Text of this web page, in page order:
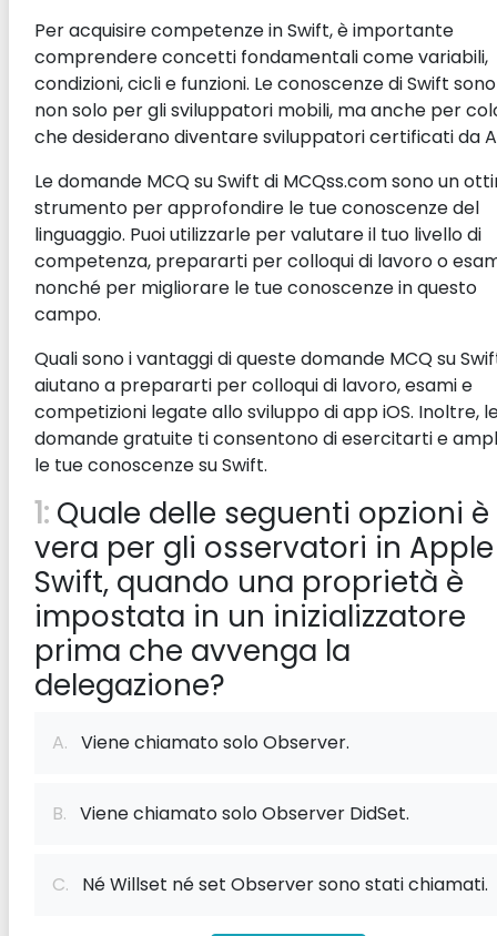
Per acquisire competenze in Swift, è importante
comprendere concetti fondamentali come variabili,
condizioni, cicli e funzioni. Le conoscenze di Swift
non solo per gli sviluppatori mobili, ma anche per
che desiderano diventare sviluppatori certificati da
Le domande MCQ su Swift di MCQss.com sono un
strumento per approfondire le tue conoscenze del
linguaggio. Puoi utilizzarle per valutare il tuo livello di
competenza, prepararti per colloqui di lavoro o
nonché per migliorare le tue conoscenze in questo
campo.
Quali sono i vantaggi di queste domande MCQ su
aiutano a prepararti per colloqui di lavoro, esami e
competizioni legate allo sviluppo di app iOS. Inoltre,
domande gratuite ti consentono di esercitarti e
le tue conoscenze su Swift.
1: Quale delle seguenti opzioni è
vera per gli osservatori in Apple
Swift, quando una proprietà è
impostata in un inizializzatore
prima che avvenga la
delegazione?
A. Viene chiamato solo Observer.
B. Viene chiamato solo Observer DidSet.
C. Né Willset né set Observer sono stati chiamati.